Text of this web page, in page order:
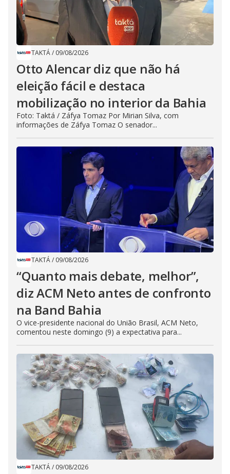
TAKTÁ/ 09/08/2026
Otto Alencar diz que não há
eleição fácil e destaca
mobilização no interior da Bahia
Foto: Taktá / Záfya Tomaz Por Mirian Silva, com
informações de Záfya Tomaz O senador...
TAKTÁ/ 09/08/2026
“Quanto mais debate, melhor”,
diz ACM Neto antes de confronto
na Band Bahia
O vice-presidente nacional do União Brasil, ACM Neto,
comentou neste domingo (9) a expectativa para...
TAKTÁ/ 09/08/2026